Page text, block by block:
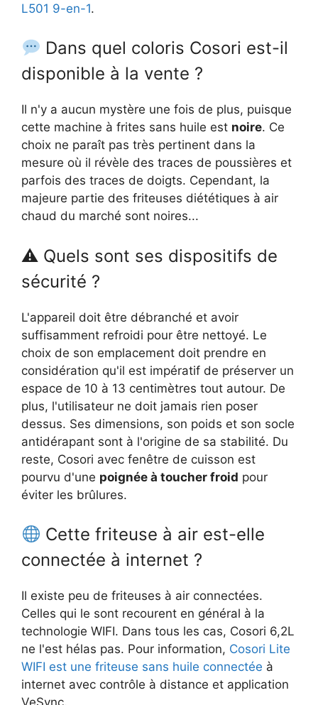
L501 9-en-1.
Dans quel coloris Cosori est-il
disponible à la vente ?
Il n'y a aucun mystère une fois de plus, puisque
cette machine à frites sans huile est noire. Ce
choix ne paraît pas très pertinent dans la
mesure où il révèle des traces de poussières et
parfois des traces de doigts. Cependant, la
majeure partie des friteuses diététiques à air
chaud du marché sont noires...
⚠ Quels sont ses dispositifs de
sécurité ?
L'appareil doit être débranché et avoir
suffisamment refroidi pour être nettoyé. Le
choix de son emplacement doit prendre en
considération qu'il est impératif de préserver un
espace de 10 à 13 centimètres tout autour. De
plus, l'utilisateur ne doit jamais rien poser
dessus. Ses dimensions, son poids et son socle
antidérapant sont à l'origine de sa stabilité. Du
reste, Cosori avec fenêtre de cuisson est
pourvu d'une poignée à toucher froid pour
éviter les brûlures.
Cette friteuse à air est-elle
connectée à internet ?
Il existe peu de friteuses à air connectées.
Celles qui le sont recourent en général à la
technologie WIFI. Dans tous les cas, Cosori 6,2L
ne l'est hélas pas. Pour information, Cosori Lite
WIFI est une friteuse sans huile connectée à
internet avec contrôle à distance et application